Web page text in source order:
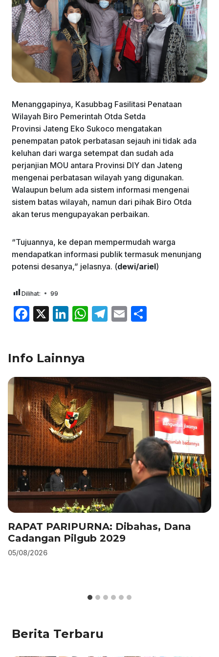
Menanggapinya, Kasubbag Fasilitasi Penataan
Wilayah Biro Pemerintah Otda Setda
Provinsi Jateng Eko Sukoco mengatakan
penempatan patok perbatasan sejauh ini tidak ada
keluhan dari warga setempat dan sudah ada
perjanjian MOU antara Provinsi DIY dan Jateng
mengenai perbatasan wilayah yang digunakan.
Walaupun belum ada sistem informasi mengenai
sistem batas wilayah, namun dari pihak Biro Otda
akan terus mengupayakan perbaikan.
“Tujuannya, ke depan mempermudah warga
mendapatkan informasi publik termasuk menunjang
potensi desanya,” jelasnya. (dewi/ariel)
Dilihat: 99
F
e
b
o
o
k
X
Li
e
dI
n
W
A
p
p
T
a
m
E
Info Lainnya
RAPAT PARIPURNA: Dibahas, Dana
Cadangan Pilgub 2029
05/08/2026
Berita Terbaru